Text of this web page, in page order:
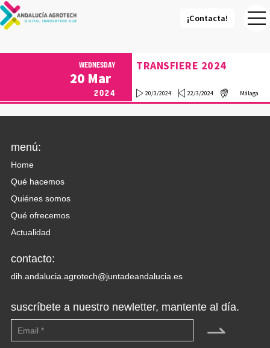
¡Contacta!
WEDNESDAY
20 Mar
2024
TRANSFIERE 2024
20/3/2024 22/3/2024 Málaga
menú:
Home
Qué hacemos
Quiénes somos
Qué ofrecemos
Actualidad
contacto:
dih.andalucia.agrotech@juntadeandalucia.es
suscríbete a nuestro newletter, mantente al día.
⇀